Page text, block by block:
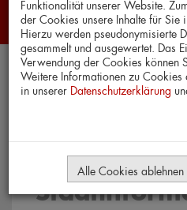
Funktionalität unserer Website.
der Cookies unsere Inhalte für Sie
Hierzu werden pseudonymisierte
gesammelt und ausgewertet. Das
Verwendung der Cookies können
Weitere Informationen zu Cookies
in unserer Datenschutzerklärung
Alle Cookies ablehnen